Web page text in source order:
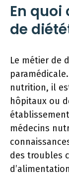
En
de
Le métier de
nutrition, il
hôpitaux ou
médecins
des troubles